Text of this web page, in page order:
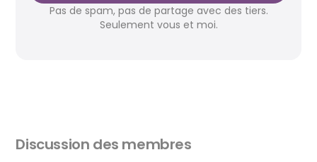
Pas de spam, pas de partage avec des tiers.
Seulement vous et moi.
Discussion des membres